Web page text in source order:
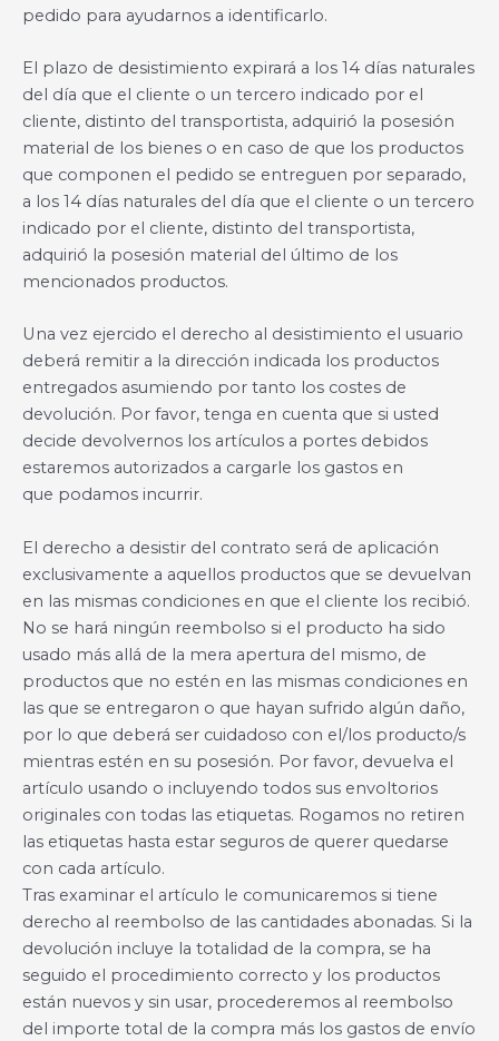
pedido para ayudarnos a identificarlo.
El plazo de desistimiento expirará a los 14 días naturales
del día que el cliente o un tercero indicado por el
cliente, distinto del transportista, adquirió la posesión
material de los bienes o en caso de que los productos
que componen el pedido se entreguen por separado,
a los 14 días naturales del día que el cliente o un tercero
indicado por el cliente, distinto del transportista,
adquirió la posesión material del último de los
mencionados productos.
Una vez ejercido el derecho al desistimiento el usuario
deberá remitir a la dirección indicada los productos
entregados asumiendo por tanto los costes de
devolución. Por favor, tenga en cuenta que si usted
decide devolvernos los artículos a portes debidos
estaremos autorizados a cargarle los gastos en
que podamos incurrir.
El derecho a desistir del contrato será de aplicación
exclusivamente a aquellos productos que se devuelvan
en las mismas condiciones en que el cliente los recibió.
No se hará ningún reembolso si el producto ha sido
usado más allá de la mera apertura del mismo, de
productos que no estén en las mismas condiciones en
las que se entregaron o que hayan sufrido algún daño,
por lo que deberá ser cuidadoso con el/los producto/s
mientras estén en su posesión. Por favor, devuelva el
artículo usando o incluyendo todos sus envoltorios
originales con todas las etiquetas. Rogamos no retiren
las etiquetas hasta estar seguros de querer quedarse
con cada artículo.
Tras examinar el artículo le comunicaremos si tiene
derecho al reembolso de las cantidades abonadas. Si la
devolución incluye la totalidad de la compra, se ha
seguido el procedimiento correcto y los productos
están nuevos y sin usar, procederemos al reembolso
del importe total de la compra más los gastos de envío